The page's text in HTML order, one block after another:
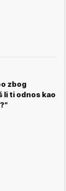
zbog
li ti odnos kao